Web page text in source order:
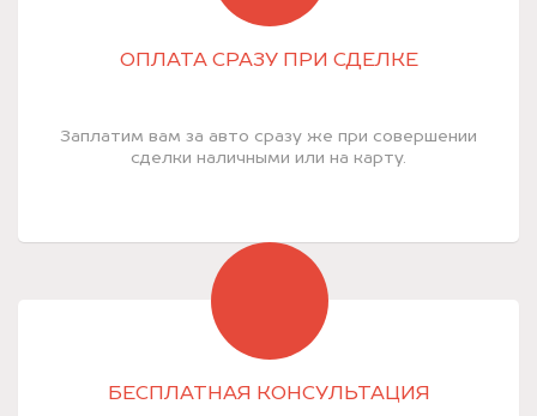
ОПЛАТА СРАЗУ ПРИ СДЕЛКЕ
Заплатим вам за авто сразу же при совершении
сделки наличными или на карту.
БЕСПЛАТНАЯ КОНСУЛЬТАЦИЯ